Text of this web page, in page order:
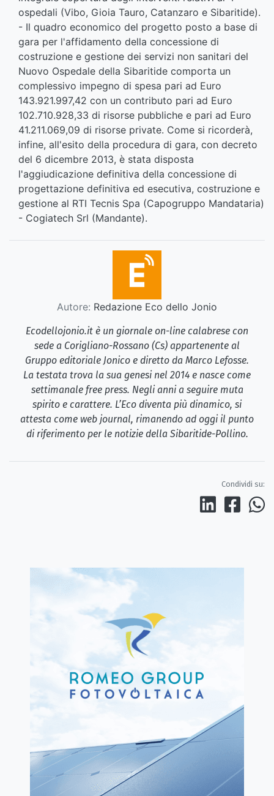
ospedali (Vibo, Gioia Tauro, Catanzaro e Sibaritide).
- Il quadro economico del progetto posto a base di
gara per l'affidamento della concessione di
costruzione e gestione dei servizi non sanitari del
Nuovo Ospedale della Sibaritide comporta un
complessivo impegno di spesa pari ad Euro
143.921.997,42 con un contributo pari ad Euro
102.710.928,33 di risorse pubbliche e pari ad Euro
41.211.069,09 di risorse private. Come si ricorderà,
infine, all'esito della procedura di gara, con decreto
del 6 dicembre 2013, è stata disposta
l'aggiudicazione definitiva della concessione di
progettazione definitiva ed esecutiva, costruzione e
gestione al RTI Tecnis Spa (Capogruppo Mandataria)
- Cogiatech Srl (Mandante).
Autore: Redazione Eco dello Jonio
Ecodellojonio.it è un giornale on-line calabrese con
sede a Corigliano-Rossano (Cs) appartenente al
Gruppo editoriale Jonico e diretto da Marco Lefosse.
La testata trova la sua genesi nel 2014 e nasce come
settimanale free press. Negli anni a seguire muta
spirito e carattere. L’Eco diventa più dinamico, si
attesta come web journal, rimanendo ad oggi il punto
di riferimento per le notizie della Sibaritide-Pollino.
Condividi su: